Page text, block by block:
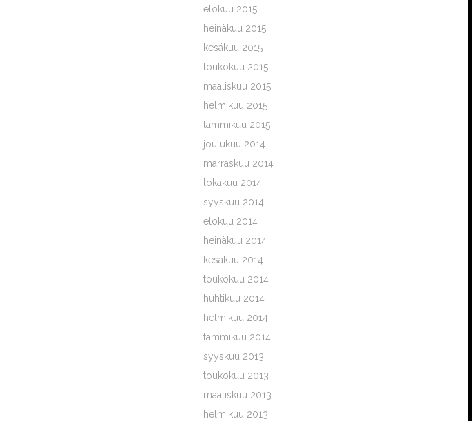
elokuu 2015
heinäkuu 2015
kesäkuu 2015
toukokuu 2015
maaliskuu 2015
helmikuu 2015
tammikuu 2015
joulukuu 2014
marraskuu 2014
lokakuu 2014
syyskuu 2014
elokuu 2014
heinäkuu 2014
kesäkuu 2014
toukokuu 2014
huhtikuu 2014
helmikuu 2014
tammikuu 2014
syyskuu 2013
toukokuu 2013
maaliskuu 2013
helmikuu 2013